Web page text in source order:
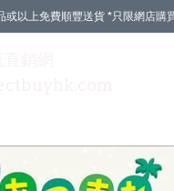
或以上免費順豐送貨 *只限網店購